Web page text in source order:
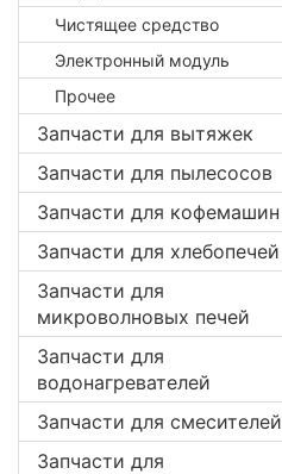
Чистящее средство
Электронный модуль
Прочее
Запчасти для вытяжек
Запчасти для пылесосов
Запчасти для кофемашин
Запчасти для хлебопечей
Запчасти для
микроволновых печей
Запчасти для
водонагревателей
Запчасти для смесителей
Запчасти для